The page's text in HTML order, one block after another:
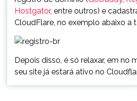
Hostgator, entre outros) e
CloudFlare, no exemplo abaixo a
Depois disso, é só relaxar, em no
seu site já estará ativo no